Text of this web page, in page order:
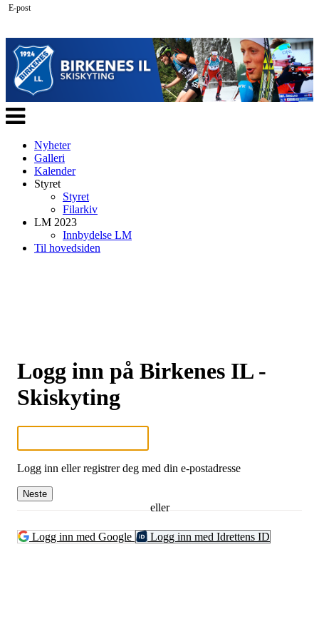
Veksle
navigasjon
Nyheter
Galleri
Kalender
Styret
Styret
Filarkiv
LM 2023
Innbydelse LM
Til hovedsiden
Logg inn på Birkenes IL -
Skiskyting
E-post
Logg inn eller registrer deg med din e-postadresse
Neste
eller
Logg inn med Google Logg inn med Idrettens ID